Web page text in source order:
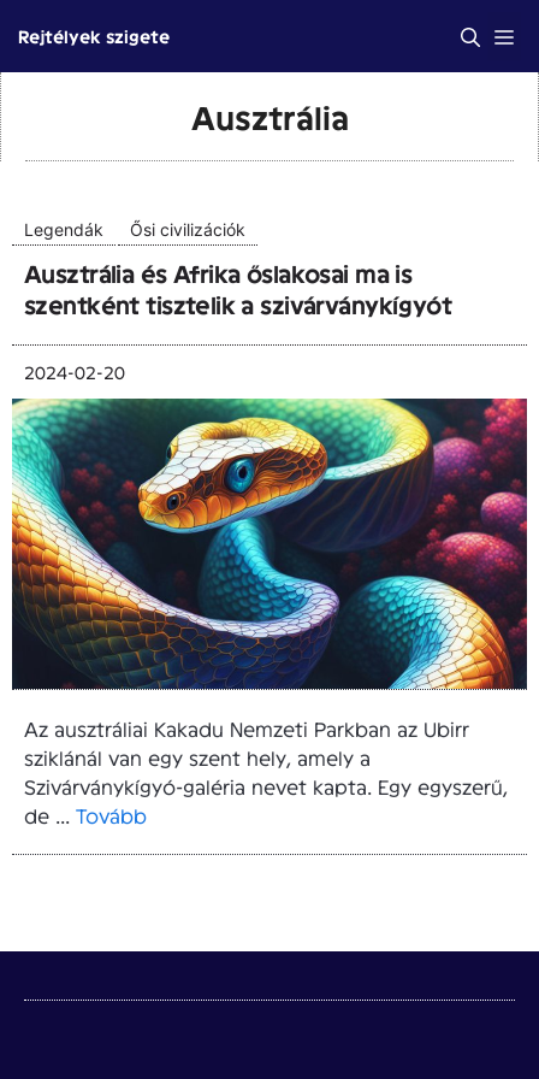
tartalomba
Rejtélyek szigete
Ausztrália
Legendák Ősi civilizációk
Ausztrália és Afrika őslakosai ma is
szentként tisztelik a szivárványkígyót
2024-02-20
Az ausztráliai Kakadu Nemzeti Parkban az Ubirr
sziklánál van egy szent hely, amely a
Szivárványkígyó-galéria nevet kapta. Egy egyszerű,
de ... Tovább